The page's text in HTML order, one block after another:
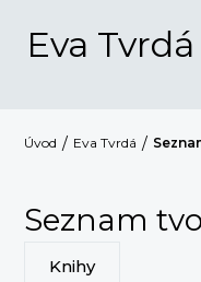
Eva Tvrdá
Úvod Eva Tvrdá
Seznam
Knihy